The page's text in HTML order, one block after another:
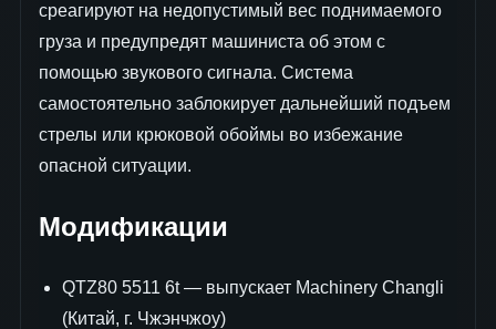
среагируют на недопустимый вес поднимаемого
груза и предупредят машиниста об этом с
помощью звукового сигнала. Система
самостоятельно заблокирует дальнейший подъем
стрелы или крюковой обоймы во избежание
опасной ситуации.
Модификации
QTZ80 5511 6t — выпускает Machinery Changli
(Китай, г. Чжэнчжоу)